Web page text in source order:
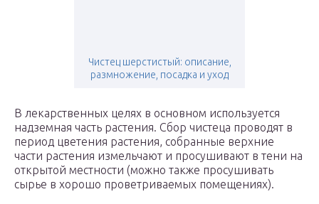
Чистец шерстистый: описание,
размножение, посадка и уход
В лекарственных целях в основном используется
надземная часть растения. Сбор чистеца проводят в
период цветения растения, собранные верхние
части растения измельчают и просушивают в тени на
открытой местности (можно также просушивать
сырье в хорошо проветриваемых помещениях).